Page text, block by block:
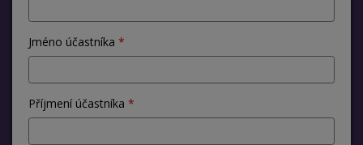
Jméno účastníka
Příjmení účastníka